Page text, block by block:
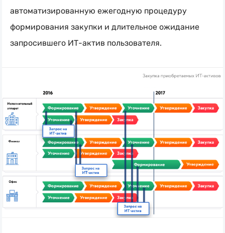
автоматизированную ежегодную процедуру
формирования закупки и длительное ожидание
запросившего ИТ-актив пользователя.